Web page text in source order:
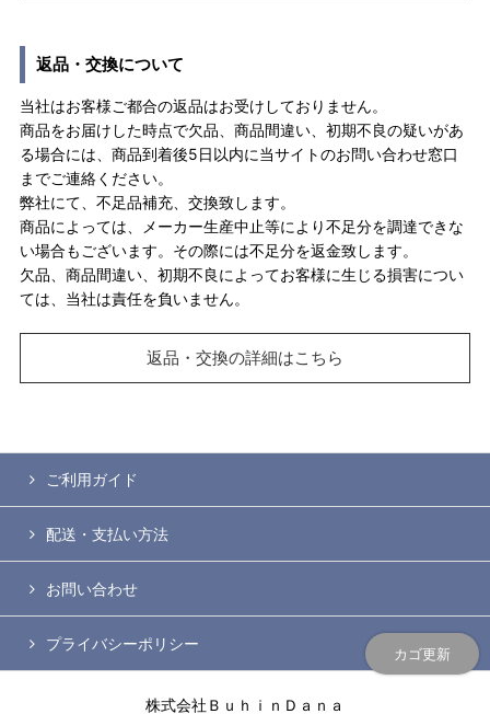
カゴ更新
返品・交換について
当社はお客様ご都合の返品はお受けしておりません。
商品をお届けした時点で欠品、商品間違い、初期不良の疑いがあ
る場合には、商品到着後5日以内に当サイトのお問い合わせ窓口
までご連絡ください。
弊社にて、不足品補充、交換致します。
商品によっては、メーカー生産中止等により不足分を調達できな
い場合もございます。その際には不足分を返金致します。
欠品、商品間違い、初期不良によってお客様に生じる損害につい
ては、当社は責任を負いません。
返品・交換の詳細はこちら
ご利用ガイド
配送・支払い方法
お問い合わせ
プライバシーポリシー
株式会社ＢｕｈｉｎＤａｎａ